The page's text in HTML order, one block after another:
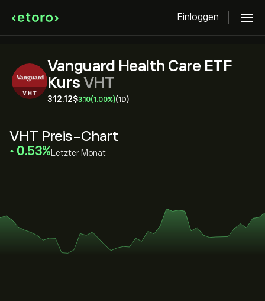
Einloggen
Vanguard Health Care ETF
Kurs VHT
312.12‎$‎3.10(1.00%)(1D)
VHT Preis-Chart
‎0.53‎ Letzter Monat